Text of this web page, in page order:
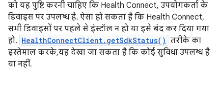
को यह पुष्टि करनी चाहिए कि Health Connect, उपयोगकर्ता के
डिवाइस पर उपलब्ध है. ऐसा हो सकता है कि Health Connect,
सभी डिवाइसों पर पहले से इंस्टॉल न हो या इसे बंद कर दिया गया
हो. HealthConnectClient.getSdkStatus() तरीके का
इस्तेमाल करके, यह देखा जा सकता है कि कोई सुविधा उपलब्ध है
या नहीं.